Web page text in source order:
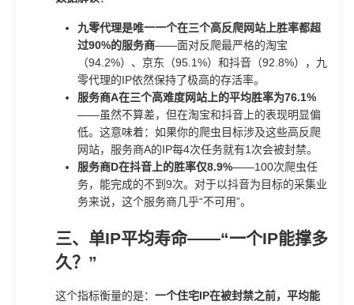
九零代理是唯一一个在三个高反爬网站上胜率都超
过90%的服务商——面对反爬最严格的淘宝
（94.2%）、京东（95.1%）和抖音（92.8%），九
零代理的IP依然保持了极高的存活率。
服务商A在三个高难度网站上的平均胜率为76.1%
——虽然不算差，但在淘宝和抖音上的表现明显偏
低。这意味着：如果你的爬虫目标涉及这些高反爬
网站，服务商A的IP每4次任务就有1次会被封禁。
服务商D在抖音上的胜率仅8.9%——100次爬虫任
务，能完成的不到9次。对于以抖音为目标的采集业
务来说，这个服务商几乎“不可用”。
三、单IP平均寿命——“一个IP能撑多
久？”
这个指标衡量的是： 一个住宅IP在被封禁之前，平均能